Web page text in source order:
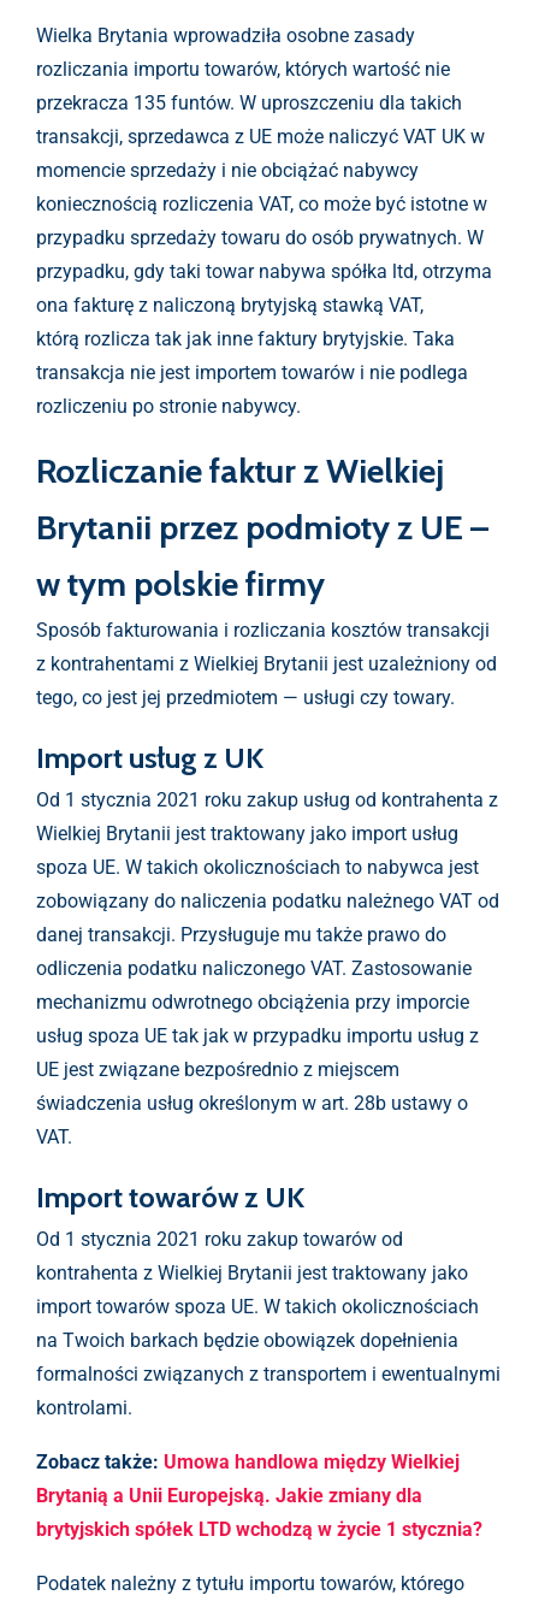
Wielka Brytania wprowadziła osobne zasady
rozliczania importu towarów, których wartość nie
przekracza 135 funtów. W uproszczeniu dla takich
transakcji, sprzedawca z UE może naliczyć VAT UK w
momencie sprzedaży i nie obciążać nabywcy
koniecznością rozliczenia VAT, co może być istotne w
przypadku sprzedaży towaru do osób prywatnych. W
przypadku, gdy taki towar nabywa spółka ltd, otrzyma
ona fakturę z naliczoną brytyjską stawką VAT,
którą rozlicza tak jak inne faktury brytyjskie. Taka
transakcja nie jest importem towarów i nie podlega
rozliczeniu po stronie nabywcy.
Rozliczanie faktur z Wielkiej
Brytanii przez podmioty z UE –
w tym polskie firmy
Sposób fakturowania i rozliczania kosztów transakcji
z kontrahentami z Wielkiej Brytanii jest uzależniony od
tego, co jest jej przedmiotem — usługi czy towary.
Import usług z UK
Od 1 stycznia 2021 roku zakup usług od kontrahenta z
Wielkiej Brytanii jest traktowany jako import usług
spoza UE. W takich okolicznościach to nabywca jest
zobowiązany do naliczenia podatku należnego VAT od
danej transakcji. Przysługuje mu także prawo do
odliczenia podatku naliczonego VAT. Zastosowanie
mechanizmu odwrotnego obciążenia przy imporcie
usług spoza UE tak jak w przypadku importu usług z
UE jest związane bezpośrednio z miejscem
świadczenia usług określonym w art. 28b ustawy o
VAT.
Import towarów z UK
Od 1 stycznia 2021 roku zakup towarów od
kontrahenta z Wielkiej Brytanii jest traktowany jako
import towarów spoza UE. W takich okolicznościach
na Twoich barkach będzie obowiązek dopełnienia
formalności związanych z transportem i ewentualnymi
kontrolami.
Zobacz także: Umowa handlowa między Wielkiej
Brytanią a Unii Europejską. Jakie zmiany dla
brytyjskich spółek LTD wchodzą w życie 1 stycznia?
Podatek należny z tytułu importu towarów, którego